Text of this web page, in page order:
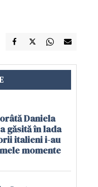
Daniela
găsită în lada
italieni i-au
momente